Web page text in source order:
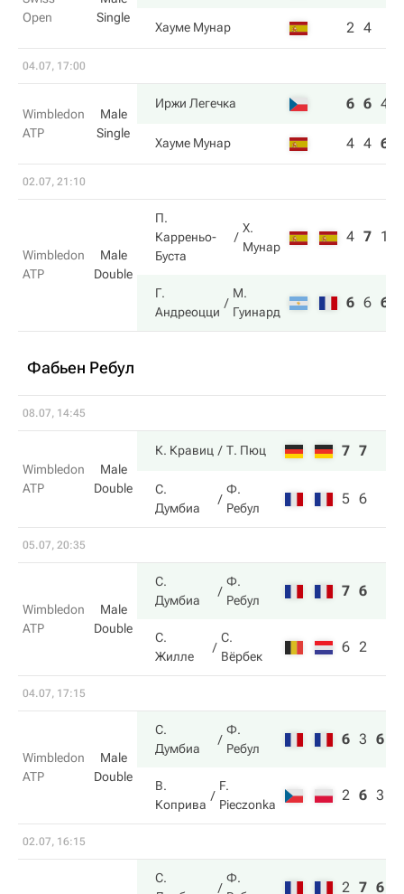
Open
Single
Хауме Мунар 2 4
04.07, 17:00
Wimbledon
ATP
Male
Single
Иржи Легечка 6 6 4
Хауме Мунар 4 4 6
02.07, 21:10
Wimbledon
ATP
Male
Double
П.
Карреньо-
Буста
Х.
Мунар
4 7 1
Г.
Андреоцци
М.
Гуинард
6 6 6
Фабьен Ребул
08.07, 14:45
Wimbledon
ATP
Male
Double
К. Кравиц Т. Пюц 7 7
С.
Думбиа
Ф.
Ребул
5 6
05.07, 20:35
Wimbledon
ATP
Male
Double
С.
Думбиа
Ф.
Ребул
7 6
С.
Жилле
С.
Вёрбек
6 2
04.07, 17:15
Wimbledon
ATP
Male
Double
С.
Думбиа
Ф.
Ребул
6 3 6
В.
Коприва
F.
Pieczonka
2 6 3
02.07, 16:15
С.
Ф.
2 7 6